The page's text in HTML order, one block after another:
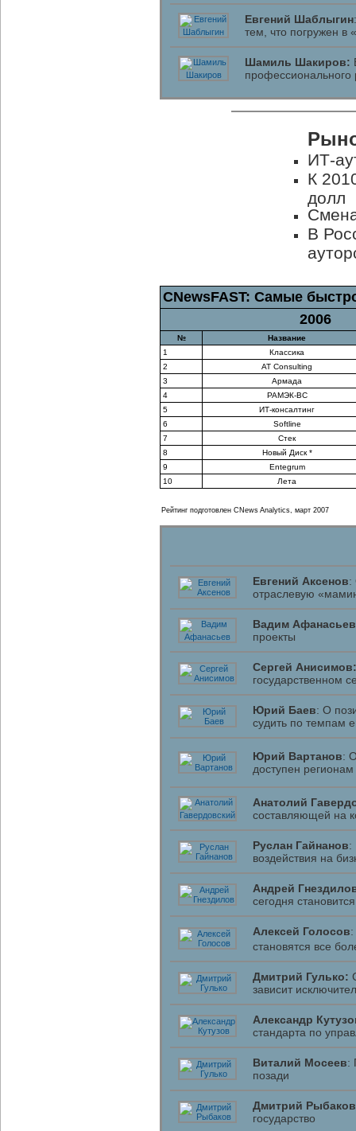
Евгений Шаблыгин
тем, что погружен в
Шамиль Шакиров:
профессионального
ИТ-
К
долл
В
CNewsFAST: Самые
2006
№
Название
1
Классика
2
AT Consulting
3
Армада
4
РАМЭК-ВС
5
ИТ-консалтинг
6
Softline
7
Стек
8
Новый Диск *
9
Entegrum
10
Лета
Рейтинг подготовлен CNews Analytics, март 2007
Евгений Аксенов:
отраслевую
Вадим Афанасьев
проекты
Сергей Анисимов:
государственном
Юрий Баев: О
судить по темпам
Юрий Вартанов:
доступен регионам
Анатолий
составляющей на
Руслан Гайнанов:
воздействия на
Андрей
сегодня
Алексей Голосов
становятся все
Дмитрий Гулько:
зависит
Александр
стандарта по
Виталий Мосеев:
позади
Дмитрий Рыбаков
государство